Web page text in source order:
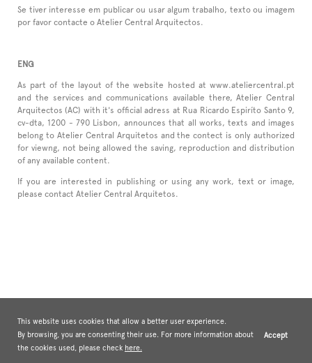
Accept
This website uses cookies that allow a better user experience.
By browsing, you are consenting their use. For more information about
the cookies used, please check here.
Se tiver interesse em publicar ou usar algum trabalho, texto ou imagem
por favor contacte o Atelier Central Arquitectos.
ENG
As part of the layout of the website hosted at www.ateliercentral.pt
and the services and communications available there, Atelier Central
Arquitectos (AC) with it's official adress at Rua Ricardo Espiríto Santo 9,
cv-dta, 1200 - 790 Lisbon, announces that all works, texts and images
belong to Atelier Central Arquitetos and the contect is only authorized
for viewng, not being allowed the saving, reproduction and distribution
of any available content.
If you are interested in publishing or using any work, text or image,
please contact Atelier Central Arquitetos.